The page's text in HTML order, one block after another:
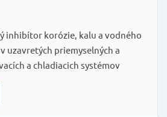
inhibítor korózie, kalu a vodného
uzavretých priemyselných a
a chladiacich systémov